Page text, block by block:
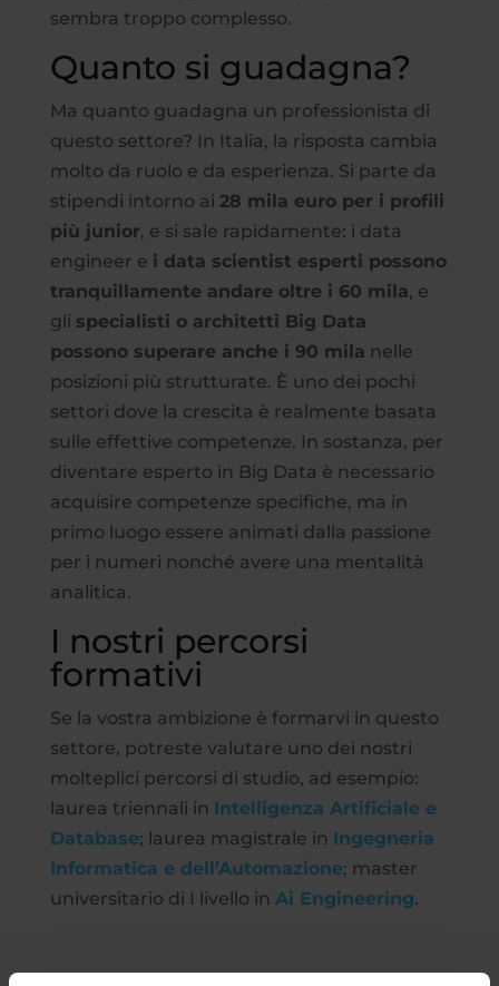
sembra troppo complesso.
Quanto si guadagna?
Ma quanto guadagna un professionista di
questo settore? In Italia, la risposta cambia
molto da ruolo e da esperienza. Si parte da
stipendi intorno ai 28 mila euro per i profili
più junior, e si sale rapidamente: i data
engineer e i data scientist esperti possono
tranquillamente andare oltre i 60 mila, e
gli specialisti o architetti Big Data
possono superare anche i 90 mila nelle
posizioni più strutturate. È uno dei pochi
settori dove la crescita è realmente basata
sulle effettive competenze. In sostanza, per
diventare esperto in Big Data è necessario
acquisire competenze specifiche, ma in
primo luogo essere animati dalla passione
per i numeri nonché avere una mentalità
analitica.
I nostri percorsi
formativi
Se la vostra ambizione è formarvi in questo
settore, potreste valutare uno dei nostri
molteplici percorsi di studio, ad esempio:
laurea triennali in Intelligenza Artificiale e
Database; laurea magistrale in Ingegneria
Informatica e dell’Automazione; master
universitario di I livello in Ai Engineering.
#comediventare